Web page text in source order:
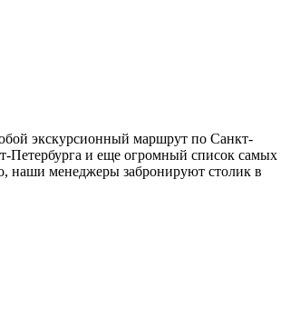
экскурсионный маршрут по Санкт-
Петербурга и еще огромный список самых
наши менеджеры забронируют столик в